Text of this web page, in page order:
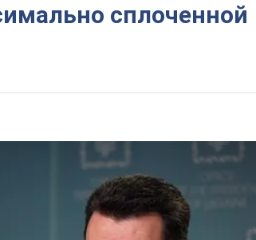
сплоченной